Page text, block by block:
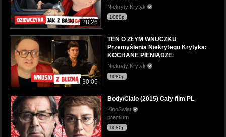
28:26
Niekryty Krytyk
1080p
30:05
TEN O ZŁYM WNUCZKU
Przemyślenia Niekrytego Krytyka:
KOCHANE PIENIĄDZE
Niekryty Krytyk
1080p
Body/Ciało (2015) Cały film PL
KinoSwiat
premium
1080p